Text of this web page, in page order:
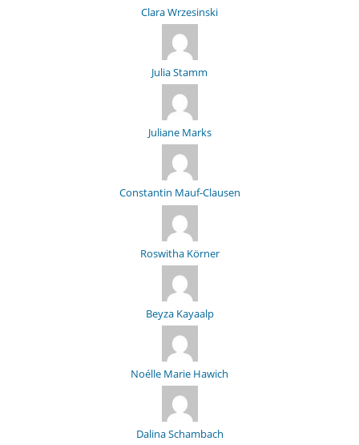
Clara Wrzesinski
Julia Stamm
Juliane Marks
Constantin Mauf-Clausen
Roswitha Körner
Beyza Kayaalp
Noélle Marie Hawich
Dalina Schambach